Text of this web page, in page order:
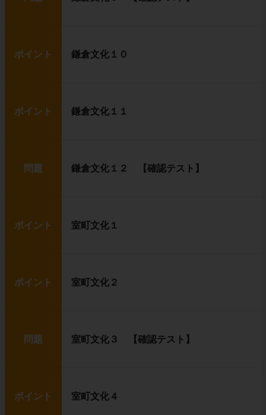
ポイント 鎌倉文化１０
ポイント 鎌倉文化１１
問題 鎌倉文化１２ 【確認テスト】
ポイント 室町文化１
ポイント 室町文化２
問題 室町文化３ 【確認テスト】
ポイント 室町文化４